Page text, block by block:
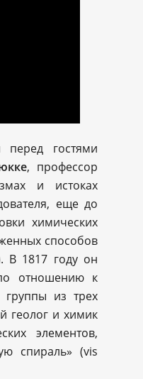
гостями
, профессор
и истоках
еще до
химических
способов
В 1817 году он
отношению к
из трех
геолог и химик
элементов,
спираль» (vis